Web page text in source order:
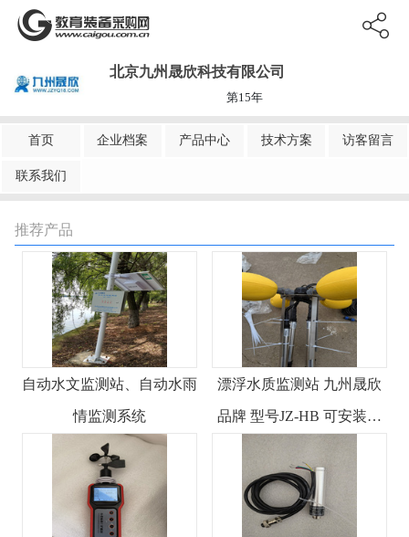
北京九州晟欣科技有限公司
第15年
首页 企业档案 产品中心 技术方案 访客留言
联系我们
推荐产品
自动水文监测站、自动水雨
情监测系统
漂浮水质监测站 九州晟欣
品牌 型号JZ-HB 可安装调